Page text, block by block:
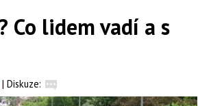
Co lidem vadí a s
| Diskuze: